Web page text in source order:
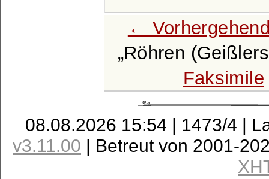
←
Röhren
Faksimile
08.08.2026 15:54 | 1473/4 |
v3.11.00 | Betreut von 2001-